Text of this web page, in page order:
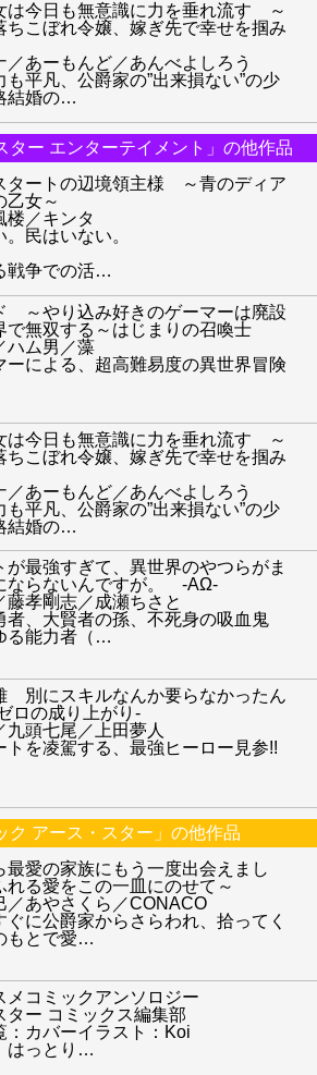
は今日も無意識に力を垂れ流す ～
ちこぼれ令嬢、嫁ぎ先で幸せを掴み
／あーもんど／あんべよしろう
も平凡、公爵家の”出来損ない”の少
結婚の…
ター エンターテイメント」の他作品
タートの辺境領主様 ～青のディア
乙女～
楼／キンタ
民はいない。
戦争での活…
～やり込み好きのゲーマーは廃設
で無双する～はじまりの召喚士
ハム男／藻
ーによる、超高難易度の異世界冒険
は今日も無意識に力を垂れ流す ～
ちこぼれ令嬢、嫁ぎ先で幸せを掴み
／あーもんど／あんべよしろう
も平凡、公爵家の”出来損ない”の少
結婚の…
が最強すぎて、異世界のやつらがま
ならないんですが。 -ΑΩ-
藤孝剛志／成瀬ちさと
者、大賢者の孫、不死身の吸血鬼
能力者（ …
別にスキルなんか要らなかったん
ロの成り上がり-
九頭七尾／上田夢人
トを凌駕する、最強ヒーロー見参!!
ク アース・スター」の他作品
最愛の家族にもう一度出会えまし
る愛をこの一皿にのせて～
／あやさくら／CONACO
ぐに公爵家からさらわれ、拾ってく
もとで愛…
メコミックアンソロジー
ター コミックス編集部
：カバーイラスト：Koi
はっとり …